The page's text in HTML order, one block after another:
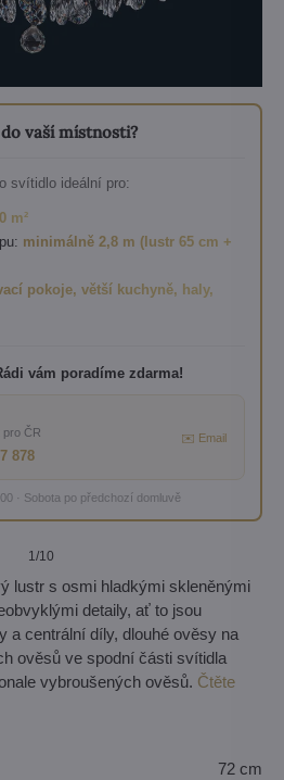
vaší místnosti?
svítidlo ideální pro:
m²
minimálně 2,8 m (lustr 65 cm +
pokoje, větší kuchyně, haly,
vám poradíme zdarma!
pro ČR
878
✉️ Email
· Sobota po předchozí domluvě
1/10
lustr s osmi hladkými skleněnými
detaily, ať to jsou
a centrální díly, dlouhé ověsy na
ověsů ve spodní části svítidla
vybroušených ověsů. Čtěte
72 cm